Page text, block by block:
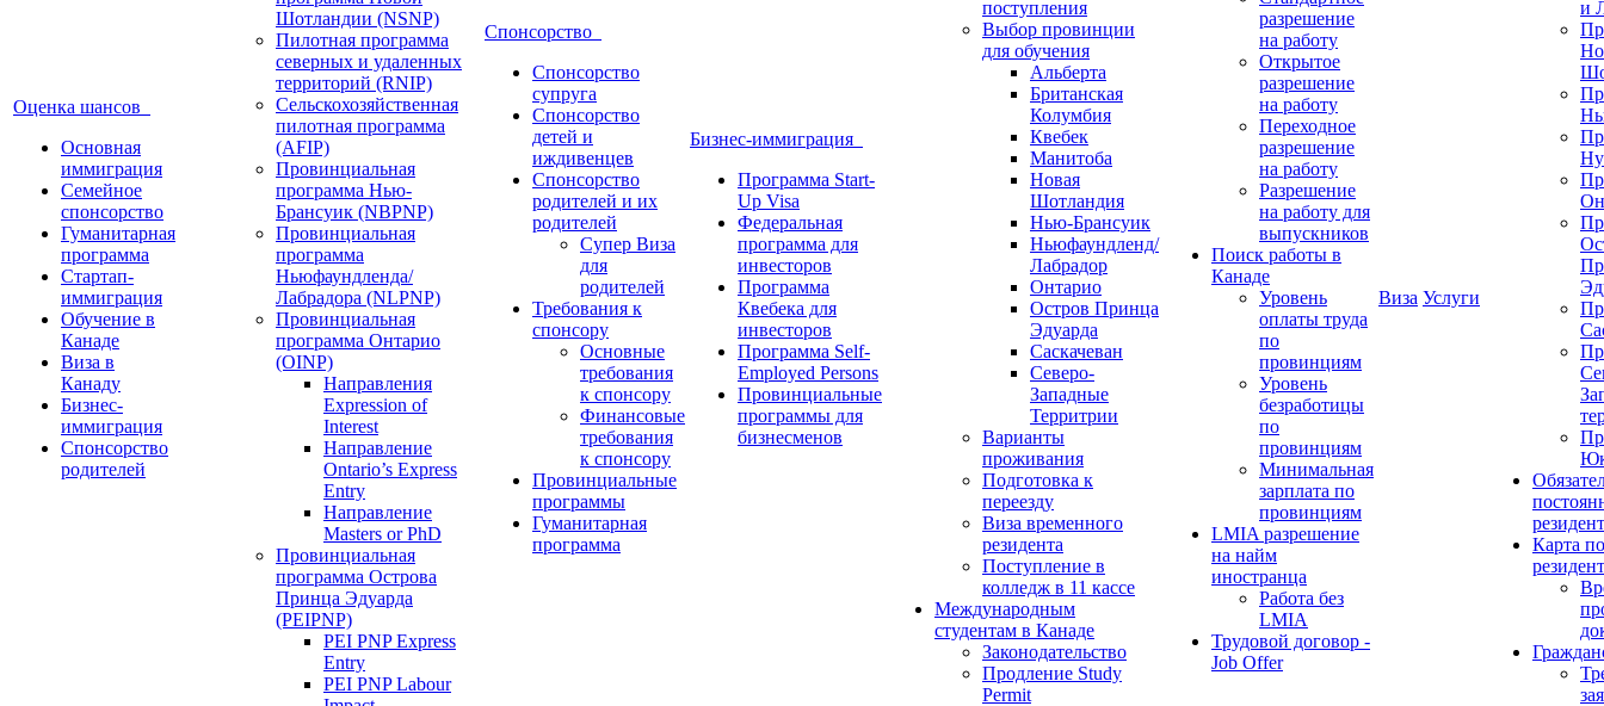
Оценка шансов
Основная
иммиграция
Семейное
спонсорство
Гуманитарная
программа
Стартап-
иммиграция
Обучение в
Канаде
Виза в
Канаду
Бизнес-
иммиграция
Спонсорство
родителей
Шотландии (NSNP)
Пилотная программа
северных и удаленных
территорий (RNIP)
Сельскохозяйственная
пилотная программа
(AFIP)
Провинциальная
программа Нью-
Брансуик (NBPNP)
Провинциальная
программа
Ньюфаундленда/
Лабрадора (NLPNP)
Провинциальная
программа Онтарио
(OINP)
Направления
Expression of
Interest
Направление
Ontario’s Express
Entry
Направление
Masters or PhD
Провинциальная
программа Острова
Принца Эдуарда
(PEIPNP)
PEI PNP Express
Entry
PEI PNP Labour
Спонсорство
Спонсорство
супруга
Спонсорство
детей и
иждивенцев
Спонсорство
родителей и их
родителей
Супер Виза
для
родителей
Требования к
спонсору
Основные
требования
к спонсору
Финансовые
требования
к спонсору
Провинциальные
программы
Гуманитарная
программа
Бизнес-иммиграция
Программа Start-
Up Visa
Федеральная
программа для
инвесторов
Программа
Квебека для
инвесторов
Программа Self-
Employed Persons
Провинциальные
программы для
бизнесменов
поступления
Выбор провинции
для обучения
Альберта
Британская
Колумбия
Квебек
Манитоба
Новая
Шотландия
Нью-Брансуик
Ньюфаундленд/
Лабрадор
Онтарио
Остров Принца
Эдуарда
Саскачеван
Северо-
Западные
Территрии
Варианты
проживания
Подготовка к
переезду
Виза временного
резидента
Поступление в
колледж в 11 кассе
Международным
студентам в Канаде
Законодательство
Продление Study
Permit
разрешение
на работу
Открытое
разрешение
на работу
Переходное
разрешение
на работу
Разрешение
на работу для
выпускников
Поиск работы в
Канаде
Уровень
оплаты труда
по
провинциям
Уровень
безработицы
по
провинциям
Минимальная
зарплата по
провинциям
LMIA разрешение
на найм
иностранца
Работа без
LMIA
Трудовой договор -
Job Offer
Виза Услуги
и
Карта